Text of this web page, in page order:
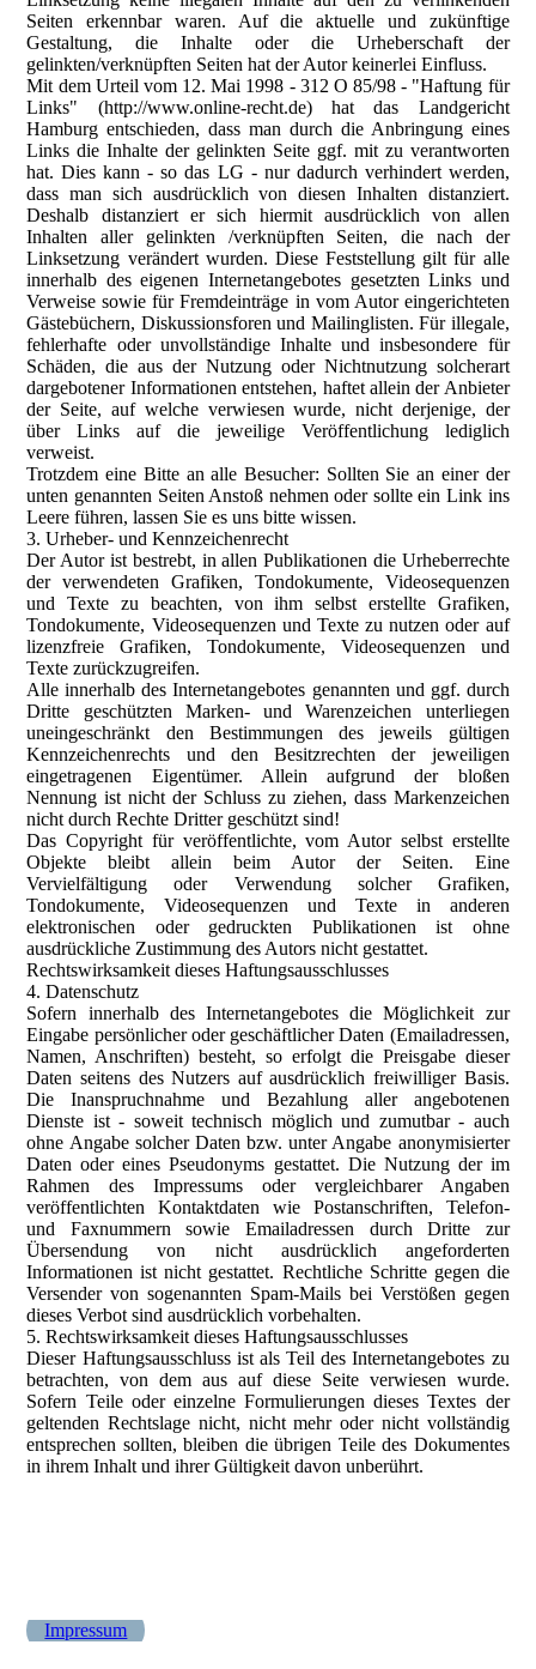
Seiten erkennbar waren. Auf die aktuelle und zukünftige
Gestaltung, die Inhalte oder die Urheberschaft der
gelinkten/verknüpften Seiten hat der Autor keinerlei Einfluss.
Mit dem Urteil vom 12. Mai 1998 - 312 O 85/98 - "Haftung für
Links" (http://www.online-recht.de) hat das Landgericht
Hamburg entschieden, dass man durch die Anbringung eines
Links die Inhalte der gelinkten Seite ggf. mit zu verantworten
hat. Dies kann - so das LG - nur dadurch verhindert werden,
dass man sich ausdrücklich von diesen Inhalten distanziert.
Deshalb distanziert er sich hiermit ausdrücklich von allen
Inhalten aller gelinkten /verknüpften Seiten, die nach der
Linksetzung verändert wurden. Diese Feststellung gilt für alle
innerhalb des eigenen Internetangebotes gesetzten Links und
Verweise sowie für Fremdeinträge in vom Autor eingerichteten
Gästebüchern, Diskussionsforen und Mailinglisten. Für illegale,
fehlerhafte oder unvollständige Inhalte und insbesondere für
Schäden, die aus der Nutzung oder Nichtnutzung solcherart
dargebotener Informationen entstehen, haftet allein der Anbieter
der Seite, auf welche verwiesen wurde, nicht derjenige, der
über Links auf die jeweilige Veröffentlichung lediglich
verweist.
Trotzdem eine Bitte an alle Besucher: Sollten Sie an einer der
unten genannten Seiten Anstoß nehmen oder sollte ein Link ins
Leere führen, lassen Sie es uns bitte wissen.
3. Urheber- und Kennzeichenrecht
Der Autor ist bestrebt, in allen Publikationen die Urheberrechte
der verwendeten Grafiken, Tondokumente, Videosequenzen
und Texte zu beachten, von ihm selbst erstellte Grafiken,
Tondokumente, Videosequenzen und Texte zu nutzen oder auf
lizenzfreie Grafiken, Tondokumente, Videosequenzen und
Texte zurückzugreifen.
Alle innerhalb des Internetangebotes genannten und ggf. durch
Dritte geschützten Marken- und Warenzeichen unterliegen
uneingeschränkt den Bestimmungen des jeweils gültigen
Kennzeichenrechts und den Besitzrechten der jeweiligen
eingetragenen Eigentümer. Allein aufgrund der bloßen
Nennung ist nicht der Schluss zu ziehen, dass Markenzeichen
nicht durch Rechte Dritter geschützt sind!
Das Copyright für veröffentlichte, vom Autor selbst erstellte
Objekte bleibt allein beim Autor der Seiten. Eine
Vervielfältigung oder Verwendung solcher Grafiken,
Tondokumente, Videosequenzen und Texte in anderen
elektronischen oder gedruckten Publikationen ist ohne
ausdrückliche Zustimmung des Autors nicht gestattet.
Rechtswirksamkeit dieses Haftungsausschlusses
4. Datenschutz
Sofern innerhalb des Internetangebotes die Möglichkeit zur
Eingabe persönlicher oder geschäftlicher Daten (Emailadressen,
Namen, Anschriften) besteht, so erfolgt die Preisgabe dieser
Daten seitens des Nutzers auf ausdrücklich freiwilliger Basis.
Die Inanspruchnahme und Bezahlung aller angebotenen
Dienste ist - soweit technisch möglich und zumutbar - auch
ohne Angabe solcher Daten bzw. unter Angabe anonymisierter
Daten oder eines Pseudonyms gestattet. Die Nutzung der im
Rahmen des Impressums oder vergleichbarer Angaben
veröffentlichten Kontaktdaten wie Postanschriften, Telefon-
und Faxnummern sowie Emailadressen durch Dritte zur
Übersendung von nicht ausdrücklich angeforderten
Informationen ist nicht gestattet. Rechtliche Schritte gegen die
Versender von sogenannten Spam-Mails bei Verstößen gegen
dieses Verbot sind ausdrücklich vorbehalten.
5. Rechtswirksamkeit dieses Haftungsausschlusses
Dieser Haftungsausschluss ist als Teil des Internetangebotes zu
betrachten, von dem aus auf diese Seite verwiesen wurde.
Sofern Teile oder einzelne Formulierungen dieses Textes der
geltenden Rechtslage nicht, nicht mehr oder nicht vollständig
entsprechen sollten, bleiben die übrigen Teile des Dokumentes
in ihrem Inhalt und ihrer Gültigkeit davon unberührt.
Impressum